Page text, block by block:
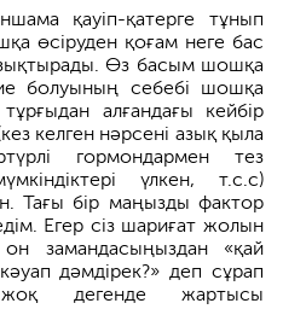
қауіп-қатерге тұнып
өсіруден қоғам неге бас
Өз басым шошқа
болуының себебі шошқа
алғандағы кейбір
келген нәрсені азық қыла
гормондармен тез
үлкен, т.с.с)
Тағы бір маңызды фактор
Егер сіз шариғат жолын
замандасыңыздан «қай
дәмдірек?» деп сұрап
дегенде жартысы